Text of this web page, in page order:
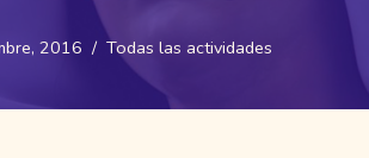
2016 Todas las actividades